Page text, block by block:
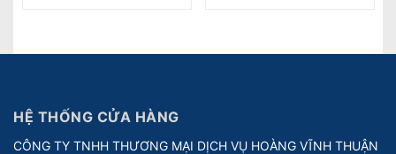
HỆ THỐNG CỬA HÀNG
CÔNG TY TNHH THƯƠNG MẠI DỊCH VỤ HOÀNG VĨNH THUẬN